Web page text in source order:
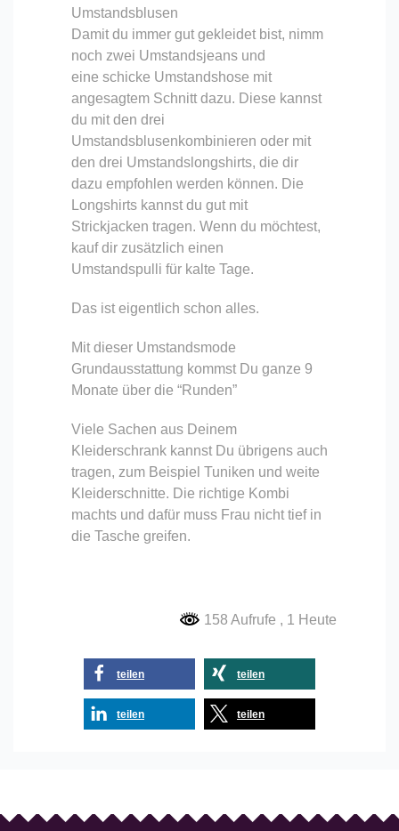
Umstandsblusen
Damit du immer gut gekleidet bist, nimm
noch zwei Umstandsjeans und
eine schicke Umstandshose mit
angesagtem Schnitt dazu. Diese kannst
du mit den drei
Umstandsblusenkombinieren oder mit
den drei Umstandslongshirts, die dir
dazu empfohlen werden können. Die
Longshirts kannst du gut mit
Strickjacken tragen. Wenn du möchtest,
kauf dir zusätzlich einen
Umstandspulli für kalte Tage.
Das ist eigentlich schon alles.
Mit dieser Umstandsmode
Grundausstattung kommst Du ganze 9
Monate über die “Runden”
Viele Sachen aus Deinem
Kleiderschrank kannst Du übrigens auch
tragen, zum Beispiel Tuniken und weite
Kleiderschnitte. Die richtige Kombi
machts und dafür muss Frau nicht tief in
die Tasche greifen.
158 Aufrufe , 1 Heute
teilen teilen
teilen teilen